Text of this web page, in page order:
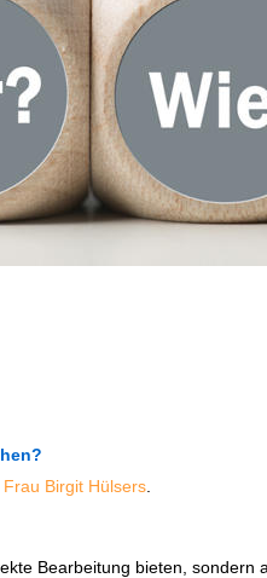
Frau Birgit Hülsers
Bearbeitung bieten,